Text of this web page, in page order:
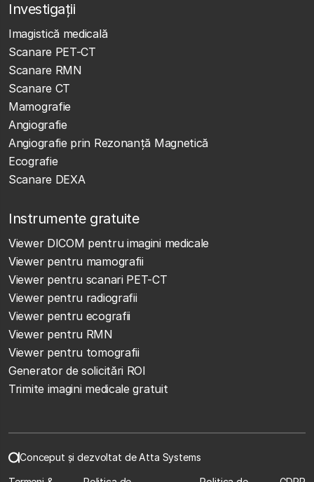
Investigații
Imagistică medicală
Scanare PET-CT
Scanare RMN
Scanare CT
Mamografie
Angiografie
Angiografie prin Rezonanță Magnetică
Ecografie
Scanare DEXA
Instrumente gratuite
Viewer DICOM pentru imagini medicale
Viewer pentru mamografii
Viewer pentru scanari PET-CT
Viewer pentru radiografii
Viewer pentru ecografii
Viewer pentru RMN
Viewer pentru tomografii
Generator de solicitări ROI
Trimite imagini medicale gratuit
Conceput și dezvoltat de Atta Systems